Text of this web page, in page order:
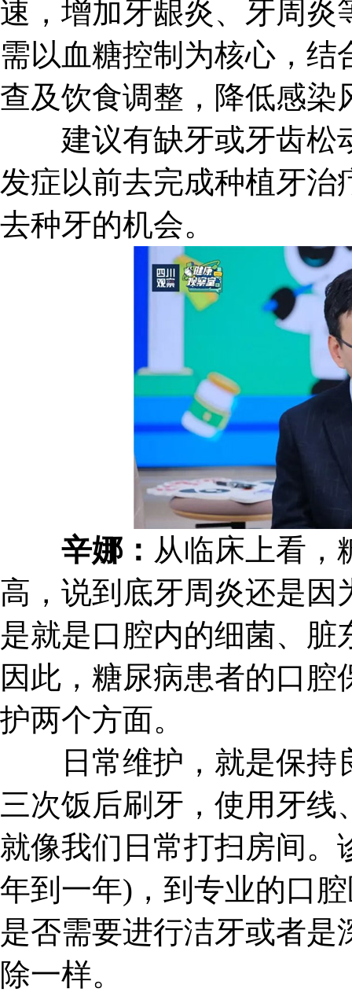
速，增加牙龈炎、牙周炎
需以血糖控制为核心，
查及饮食调整，降低感染
建议有缺牙或牙齿松
发症以前去完成种植牙治
去种牙的机会。
辛娜： 从临床上看，
高，说到底牙周炎还是因
是就是口腔内的细菌、
因此，糖尿病患者的口
护两个方面。
日常维护，就是保持
三次饭后刷牙，使用牙
就像我们日常打扫房间。
年到一年)，到专业的口
是否需要进行洁牙或者
除一样。